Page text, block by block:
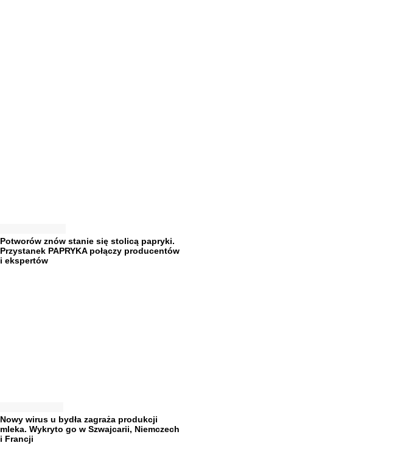
Potworów znów stanie się stolicą papryki.
Przystanek PAPRYKA połączy producentów
i ekspertów
Nowy wirus u bydła zagraża produkcji
mleka. Wykryto go w Szwajcarii, Niemczech
i Francji